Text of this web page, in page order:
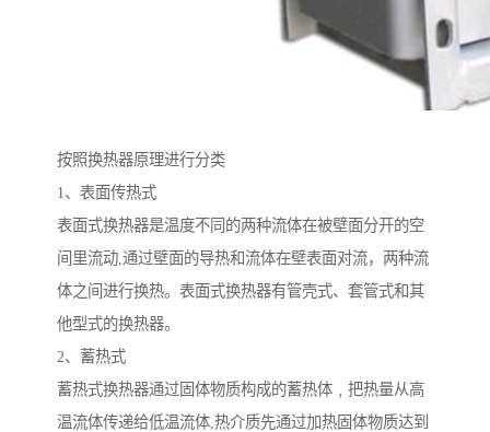
按照换热器原理进行分类
1、表面传热式
表面式换热器是温度不同的两种流体在被壁面分开的空
间里流动,通过壁面的导热和流体在壁表面对流，两种流
体之间进行换热。表面式换热器有管壳式、套管式和其
他型式的换热器。
2、蓄热式
蓄热式换热器通过固体物质构成的蓄热体﹐把热量从高
温流体传递给低温流体,热介质先通过加热固体物质达到